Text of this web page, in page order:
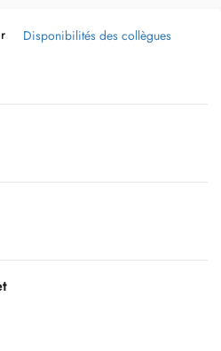
Disponibilités des collègues